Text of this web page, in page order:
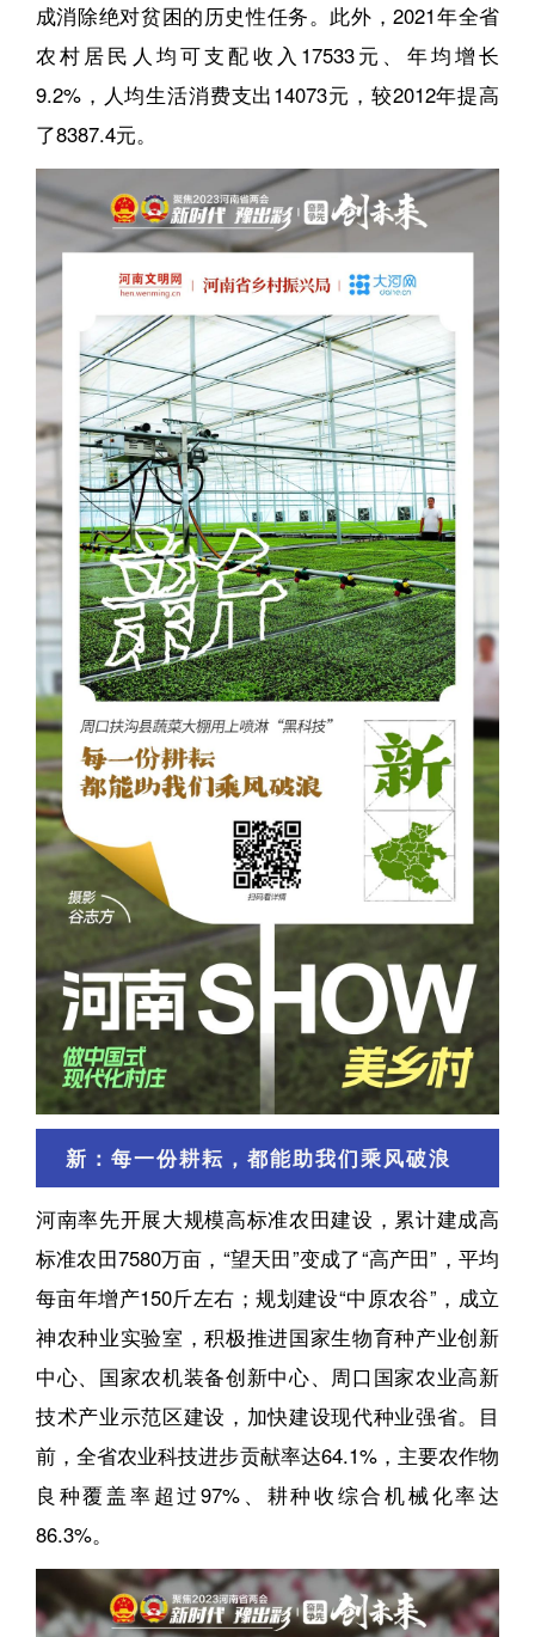
成消除绝对贫困的历史性任务。此外，2021年全省
农村居民人均可支配收入17533元、年均增长
9.2%，人均生活消费支出14073元，较2012年提高
了8387.4元。
新：每一份耕耘，都能助我们乘风破浪
河南率先开展大规模高标准农田建设，累计建成高
标准农田7580万亩，“望天田”变成了“高产田”，平均
每亩年增产150斤左右；规划建设“中原农谷”，成立
神农种业实验室，积极推进国家生物育种产业创新
中心、国家农机装备创新中心、周口国家农业高新
技术产业示范区建设，加快建设现代种业强省。目
前，全省农业科技进步贡献率达64.1%，主要农作物
良种覆盖率超过97%、耕种收综合机械化率达
86.3%。